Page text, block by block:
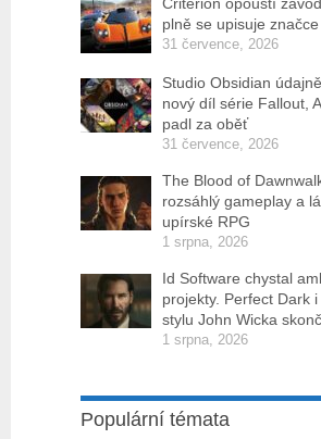
plně se upisuje
31 července, 2026
Studio Obsidian
nový díl série Fallout,
padl za oběť
31 července, 2026
The Blood of
rozsáhlý gameplay a
upírské RPG
1 srpna, 2026
Id Software chystal
projekty. Perfect Dark
stylu John Wicka
1 srpna, 2026
Populární témata